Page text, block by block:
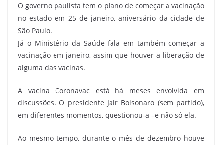
O governo paulista tem o plano de começar a vacinação
no estado em 25 de janeiro, aniversário da cidade de
São Paulo.
Já o Ministério da Saúde fala em também começar a
vacinação em janeiro, assim que houver a liberação de
alguma das vacinas.
A vacina Coronavac está há meses envolvida em
discussões. O presidente Jair Bolsonaro (sem partido),
em diferentes momentos, questionou-a –e não só ela.
Ao mesmo tempo, durante o mês de dezembro houve